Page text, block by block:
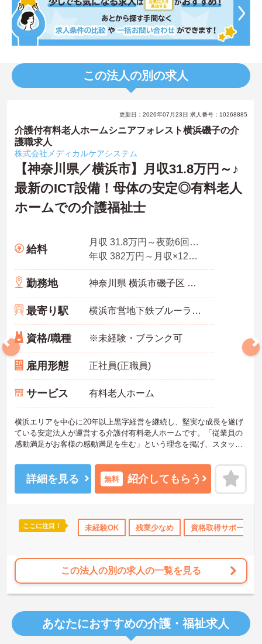
この法人の別の求人
残業少なめ ブランクOK 資格取得サポート 研修制度あり
更新日：2026年07月23日 求人番号：10268885
介護付有料老人ホームシニアフォレスト横浜磯子の介
護職求人
株式会社メディカルケアシステム
【神奈川県／横浜市】月収31.8万円～♪
最新のICT設備！母体の安定◎有料老人
ホームでの介護福祉士
給料
月収 31.8万円～夜勤6回想定
年収 382万円～月収×12ヶ月
勤務地 神奈川県 横浜市磯子区 丸山1-14-5
最寄り駅 横浜市営地下鉄ブルーライン(あざみ野－湘南台)「吉野町駅」徒歩17分
資格/職種 ※未経験・ブランク可
雇用形態 正社員(正職員)
サービス 有料老人ホーム
横浜エリアを中心に20年以上黒字経営を継続し、堅実な成長を遂げ
ている安定法人が運営する介護付有料老人ホームです。「従業員の
感動満足がお客様の感動満足を生む」という理念を掲げ、スタッフ
共通で「眠りスキャン」やインカム、ケア記録ソフトなどの最新ICT
機器を導入しており、業務の効率化とスタッフの身体的負担の軽減
を実現しています。介護福祉士の専門資格を高く評価する給与体系
押しする教育制度も整備されており、入居者様一人ひとりとじっく
り向き合いながら、高いモチベーションを持ってご自身のキャリア
★おすすめPOINT★
【残業が少なく、無理のないペースで働ける環境です】
・育児時間短縮勤務もあり、ライフスタイルの変化にも柔軟に対応
しながら働き続けることが期待できます
詳細を見る 無料 紹介してもらう
ここに注目！ 未経験OK 残業少なめ 資格取得サポート
この法人の別の求人の一覧を見る
あなたにおすすめの介護・福祉求人